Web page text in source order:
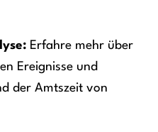
Erfahre mehr über
Ereignisse und
der Amtszeit von